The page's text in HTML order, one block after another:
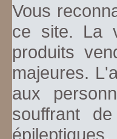
Vous
ce site. La
produits
majeures.
aux
souffrant
épileptiques.